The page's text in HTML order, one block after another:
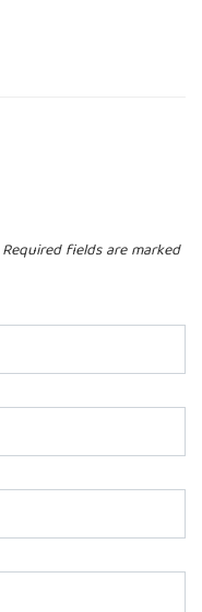
Required fields are marked